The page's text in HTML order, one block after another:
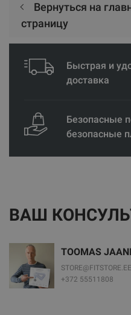
Вернуться на
страницу
Быстрая и
доставка
Безопасные
безопасные
ВАШ
TOOMAS
STORE@FITSTORE.EE
+372 55511808